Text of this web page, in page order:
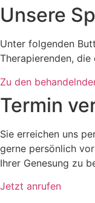
Unsere
Unter folgenden
Therapierenden,
Zu den
Termin
Sie erreichen uns
gerne persönlich
Ihrer Genesung zu
Jetzt anrufen